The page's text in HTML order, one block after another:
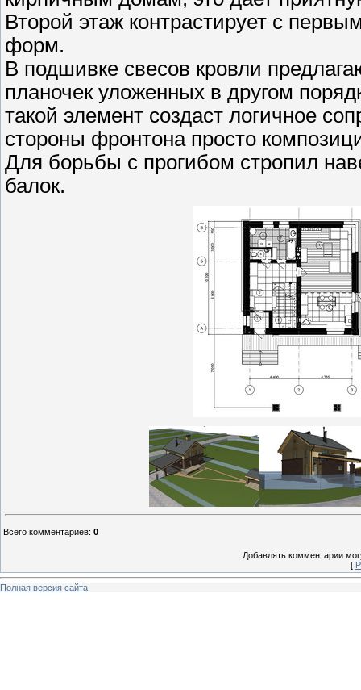
Второй этаж контрастирует с
форм.
В подшивке свесов кровли
планочек уложенных в другом
такой элемент создаст логичное
стороны фронтона просто
Для борьбы с прогибом стропил
балок.
Всего комментариев: 0
Добавлять комментарии
[
Полная версия сайта